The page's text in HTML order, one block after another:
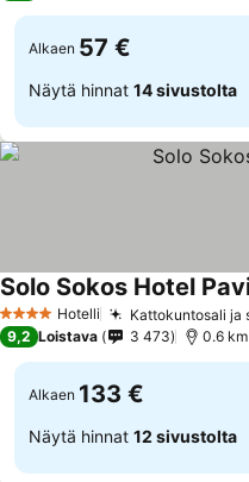
Alkaen 57 €
Näytä hinnat 14 sivustolta
4 Tähtiluokitus
Hotelli Kattokuntosali ja
Solo Sokos Hotel
9,2 Loistava 3 473 0.6
Alkaen 133 €
Näytä hinnat 12 sivustolta